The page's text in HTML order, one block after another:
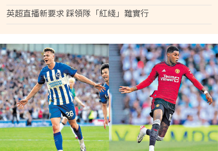
英超直播新要求 踩領隊「紅綫」難實行